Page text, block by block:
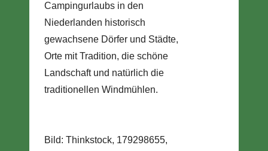
Campingurlaubs in den
Niederlanden historisch
gewachsene Dörfer und Städte,
Orte mit Tradition, die schöne
Landschaft und natürlich die
traditionellen Windmühlen.
Bild: Thinkstock, 179298655,